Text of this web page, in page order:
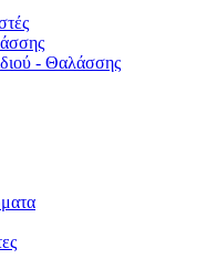
- Θαλάσσης